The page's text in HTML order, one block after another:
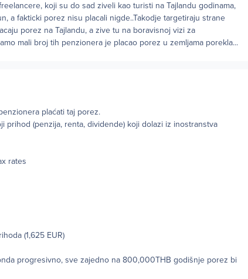
koji su do sad ziveli kao turisti na Tajlandu godinama,
a fakticki porez nisu placali nigde..Takodje targetiraju strane
porez na Tajlandu, a zive tu na boravisnoj vizi za
mali broj tih penzionera je placao porez u zemljama porekla...
plaćati taj porez.
prihod (penzija, renta, dividende) koji dolazi iz inostranstva
rates
(1,625 EUR)
progresivno, sve zajedno na 800,000THB godišnje porez bi